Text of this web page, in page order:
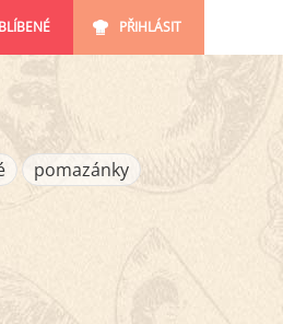
PŘIHLÁSIT
pomazánky